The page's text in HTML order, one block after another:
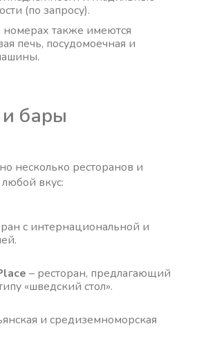
(по запросу).
также имеются
печь, посудомоечная и
бары
несколько ресторанов и
вкус:
с интернациональной и
– ресторан, предлагающий
«шведский стол».
и средиземноморская